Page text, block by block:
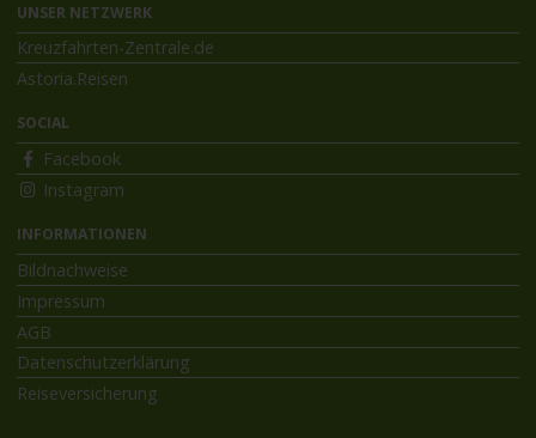
UNSER NETZWERK
Kreuzfahrten-Zentrale.de
Astoria.Reisen
SOCIAL
Facebook
Instagram
INFORMATIONEN
Bildnachweise
Impressum
AGB
Datenschutzerklärung
Reiseversicherung